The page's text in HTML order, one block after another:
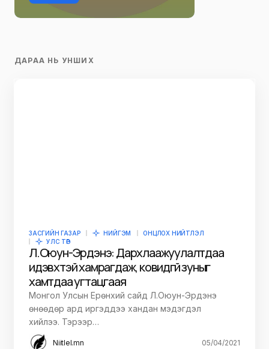
ДАРАА НЬ УНШИХ
ЗАСГИЙН ГАЗАР НИЙГЭМ
ОНЦЛОХ НИЙТЛЭЛ
УЛС ТӨР
Л.Оюун-Эрдэнэ: Дархлаажуулалтдаа
идэвхтэй хамрагдаж, ковидгүй зуныг
хамтдаа угтацгаая
Монгол Улсын Ерөнхий сайд Л.Оюун-Эрдэнэ
өнөөдөр ард иргэддээ хандан мэдэгдэл
хийлээ. Тэрээр…
Niitlel.mn 05/04/2021